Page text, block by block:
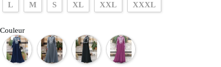
L M S XL XXL XXXL
Couleur